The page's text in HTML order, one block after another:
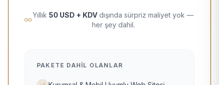
Yıllık 50 USD + KDV dışında sürpriz maliyet yok —
her şey dahil.
PAKETE DAHIL OLANLAR